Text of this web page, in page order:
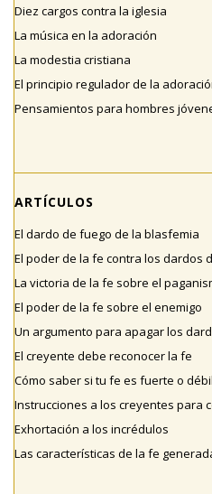
Diez cargos contra la iglesia
La música en la adoración
La modestia cristiana
El principio regulador de la
Pensamientos para hombres
ARTÍCULOS
El dardo de fuego de la blasfemia
El poder de la fe contra los dardos
La victoria de la fe sobre el
El poder de la fe sobre el enemigo
Un argumento para apagar los
El creyente debe reconocer la fe
Cómo saber si tu fe es fuerte o débil
Instrucciones a los creyentes para
Exhortación a los incrédulos
Las características de la fe